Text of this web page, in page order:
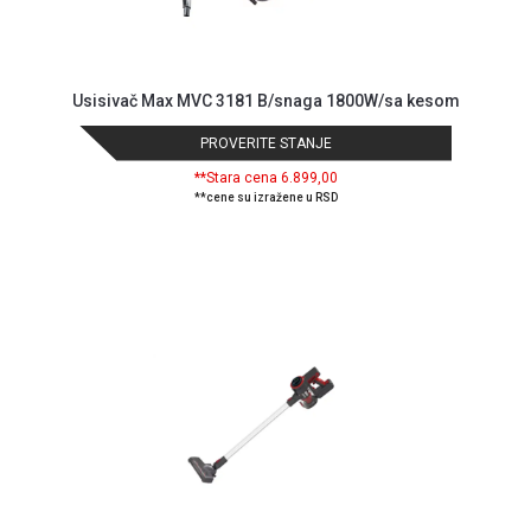
Usisivač Max MVC 3181 B/snaga 1800W/sa kesom
PROVERITE STANJE
**Stara cena 6.899,00
**cene su izražene u RSD